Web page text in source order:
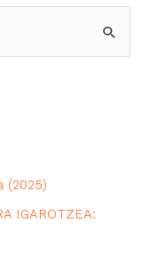
(2025)
IGAROTZEA: